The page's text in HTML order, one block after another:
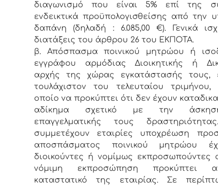
διαγωνισμό που είναι 5% επί της
ενδεικτικά προϋπολογισθείσης από την
δαπάνη (δηλαδή : 6.085,00 €). Γενικά
διατάξεις του άρθρου 26 του ΕΚΠΟΤΑ.
β. Απόσπασμα ποινικού μητρώου ή
εγγράφου αρμόδιας Διοικητικής ή
αρχής της χώρας εγκατάστασής τους,
τουλάχιστον του τελευταίου
οποίο να προκύπτει ότι δεν έχουν
αδίκημα σχετικό με την
επαγγελματικής τους
συμμετέχουν εταιρίες υποχρέωση
αποσπάσματος ποινικού μητρώου
διοικούντες ή νομίμως εκπροσωπούντες
νόμιμη εκπροσώπηση προκύπτει
καταστατικό της εταιρίας. Σε